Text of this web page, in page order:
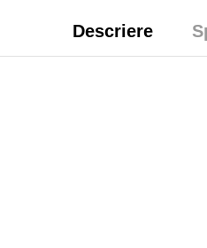
Descriere